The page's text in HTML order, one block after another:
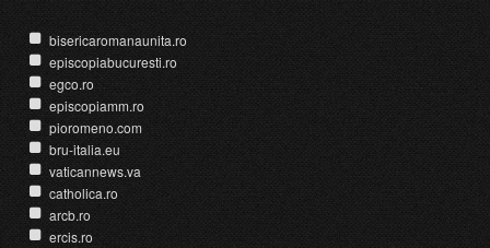
bisericaromanaunita.ro
episcopiabucuresti.ro
egco.ro
episcopiamm.ro
pioromeno.com
bru-italia.eu
vaticannews.va
catholica.ro
arcb.ro
ercis.ro